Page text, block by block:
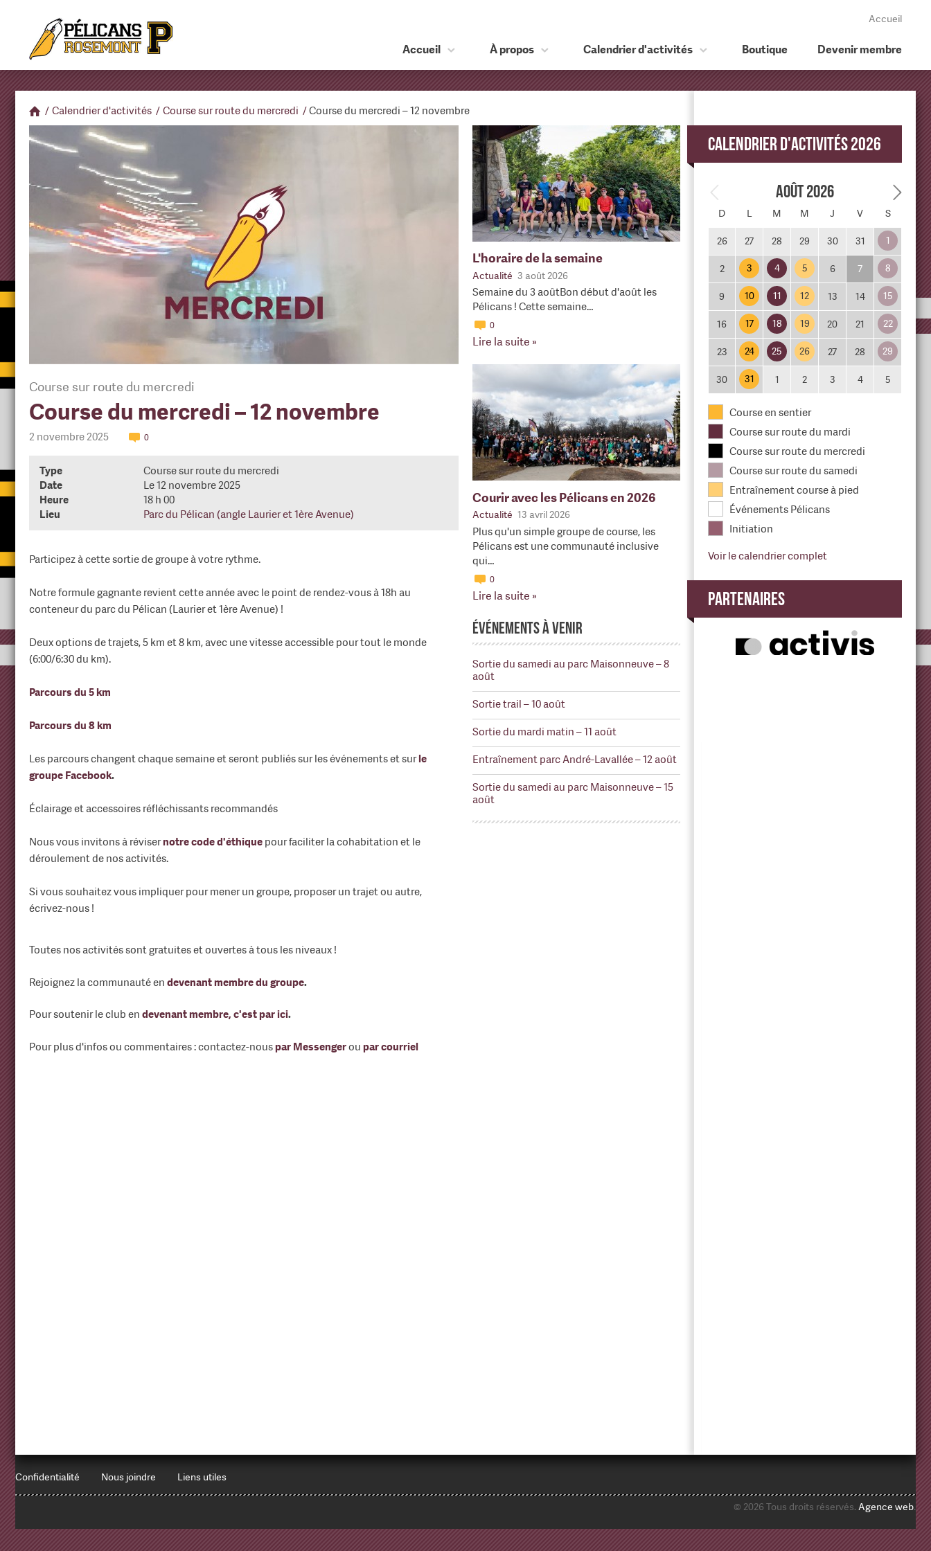
Accueil
Accueil À propos Calendrier d'activités Boutique Devenir membre
/ Calendrier d'activités / Course sur route du mercredi /Course du mercredi – 12 novembre
L'horaire de la semaine
Actualité 3 août 2026
Semaine du 3 aoûtBon début d'août les
Pélicans ! Cette semaine…
0
Lire la suite »
Courir avec les Pélicans en 2026
Actualité 13 avril 2026
Plus qu'un simple groupe de course, les
Pélicans est une communauté inclusive
qui…
0
Lire la suite »
Événements à venir
Sortie du samedi au parc Maisonneuve – 8
août
Sortie trail – 10 août
Sortie du mardi matin – 11 août
Entraînement parc André-Lavallée – 12 août
Sortie du samedi au parc Maisonneuve – 15
août
Course sur route du mercredi
Course du mercredi – 12 novembre
2 novembre 2025 0
Type
Course sur route du mercredi
Date
Le 12 novembre 2025
Heure
18 h 00
Lieu
Parc du Pélican (angle Laurier et 1ère Avenue)
Participez à cette sortie de groupe à votre rythme.
Notre formule gagnante revient cette année avec le point de rendez-vous à 18h au
conteneur du parc du Pélican (Laurier et 1ère Avenue) !
Deux options de trajets, 5 km et 8 km, avec une vitesse accessible pour tout le monde
(6:00/6:30 du km).
Parcours du 5 km
Parcours du 8 km
Les parcours changent chaque semaine et seront publiés sur les événements et surle
groupe Facebook.
Éclairage et accessoires réfléchissants recommandés
Nous vous invitons à révisernotre code d'éthique pour faciliter la cohabitation et le
déroulement de nos activités.
Si vous souhaitez vous impliquer pour mener un groupe, proposer un trajet ou autre,
écrivez-nous !
Toutes nos activités sont gratuites et ouvertes à tous les niveaux !
Rejoignez la communauté en devenant membre du groupe.
Pour soutenir le club en devenant membre, c'est par ici.
Pour plus d'infos ou commentaires : contactez-nous par Messengerou par courriel
Calendrier d'activités 2026
Août 2026
D L M M J V S
26 27 28 29 30 31 1
2 3 4 5 6 7 8
9 10 11 12 13 14 15
16 17 18 19 20 21 22
23 24 25 26 27 28 29
30 31 1 2 3 4 5
Course en sentier
Course sur route du mardi
Course sur route du mercredi
Course sur route du samedi
Entraînement course à pied
Événements Pélicans
Initiation
Voir le calendrier complet
Partenaires
Confidentialité Nous joindre Liens utiles
© 2026 Tous droits réservés. Agence web.